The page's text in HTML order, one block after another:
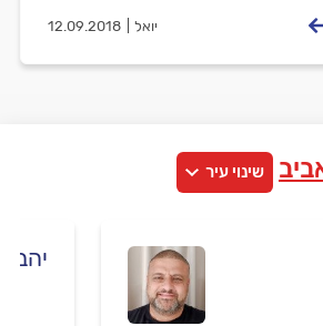
יואל 12.09.2018
שינוי עיר
יהב